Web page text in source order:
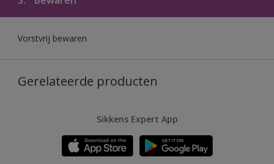
Vorstvrij bewaren
Gerelateerde producten
Sikkens Expert App